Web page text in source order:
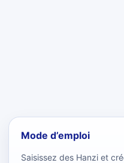
Mode d’emploi
Saisissez des Hanzi et